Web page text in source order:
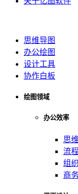
思维导图
办公绘图
设计工具
协作白板
绘图领域
办公效率
思
流
组
商